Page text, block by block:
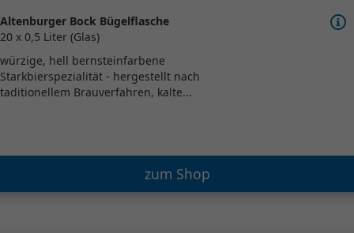
Altenburger Bock Bügelflasche
20 x 0,5 Liter (Glas)
würzige, hell bernsteinfarbene
Starkbierspezialität - hergestellt nach
taditionellem Brauverfahren, kalte...
zum Shop